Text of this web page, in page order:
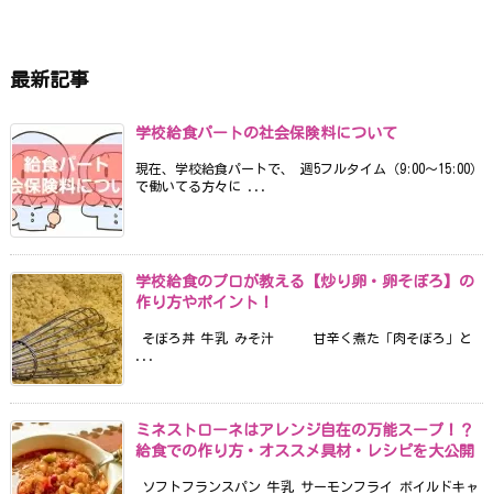
最新記事
学校給食パートの社会保険料について
現在、学校給食パートで、 週5フルタイム（9:00〜15:00）
で働いてる方々に ...
学校給食のプロが教える【炒り卵・卵そぼろ】の
作り方やポイント！
そぼろ丼 牛乳 みそ汁 甘辛く煮た「肉そぼろ」と
ミネストローネはアレンジ自在の万能スープ！？
給食での作り方・オススメ具材・レシピを大公開
ソフトフランスパン 牛乳 サーモンフライ ボイルドキャ